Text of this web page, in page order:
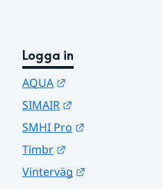
Logga in
AQUA
SIMAIR
SMHI Pro
Timbr
Vinterväg